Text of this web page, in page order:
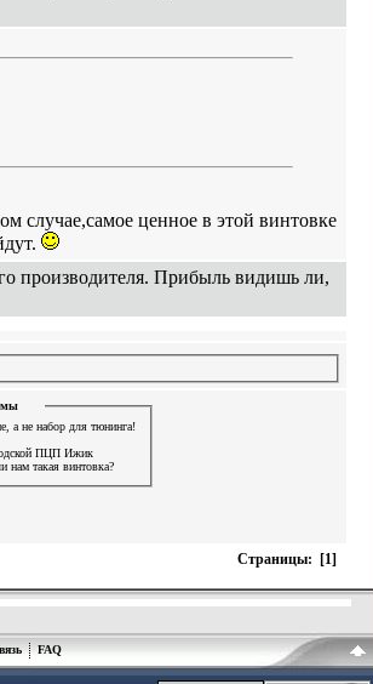
случае,самое ценное в этой винтовке
производителя. Прибыль видишь ли,
а не набор для тюнинга!
ПЦП Ижик
такая винтовка?
Страницы: [1]
FAQ